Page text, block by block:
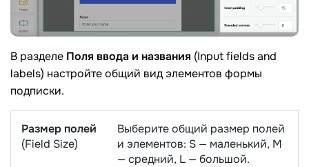
В разделе Поля ввода и названия (Input fields and
labels) настройте общий вид элементов формы
подписки.
Размер полей
(Field Size)
Выберите общий размер полей
и элементов: S — маленький, M
— средний, L — большой.